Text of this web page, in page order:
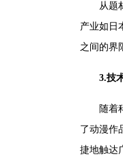
从题
产业如日
之间的界
3.技
随着
了动漫作
捷地触达